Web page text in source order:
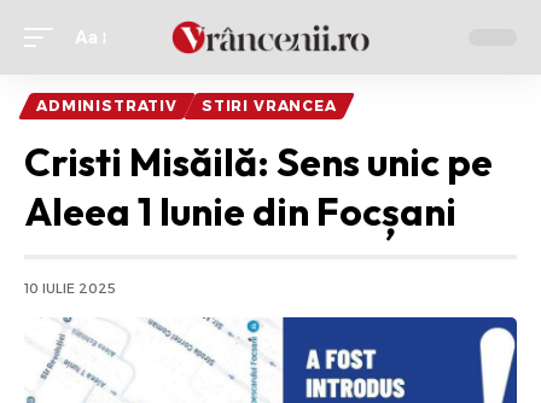
Ajustor
font
Aa
ADMINISTRATIV STIRI VRANCEA
Cristi Misăilă: Sens unic pe
Aleea 1 Iunie din Focșani
10 IULIE 2025